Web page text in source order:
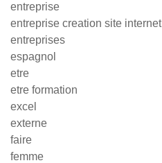
entreprise
entreprise creation site internet
entreprises
espagnol
etre
etre formation
excel
externe
faire
femme